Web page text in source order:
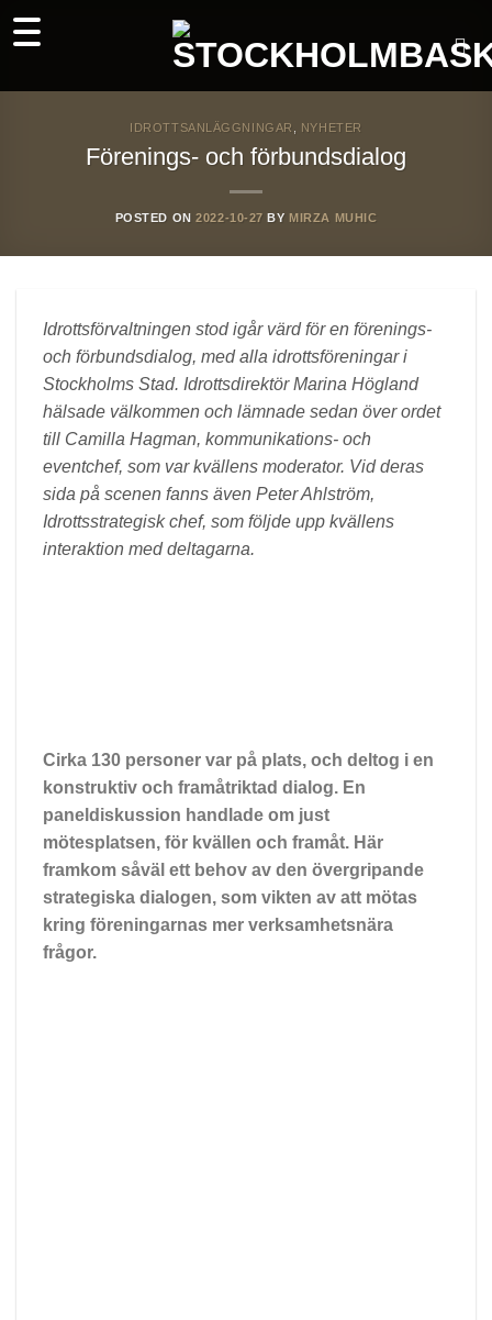
to
IDROTTSANLÄGGNINGAR NYHETER
Förenings- och förbundsdialog
POSTED ON2022-10-27 BY MIRZA MUHIC
Idrottsförvaltningen stod igår värd för en förenings-
och förbundsdialog, med alla idrottsföreningar i
Stockholms Stad. Idrottsdirektör Marina Högland
hälsade välkommen och lämnade sedan över ordet
till Camilla Hagman, kommunikations- och
eventchef, som var kvällens moderator. Vid deras
sida på scenen fanns även Peter Ahlström,
Idrottsstrategisk chef, som följde upp kvällens
interaktion med deltagarna.
Cirka 130 personer var på plats, och deltog i en
konstruktiv och framåtriktad dialog. En
paneldiskussion handlade om just
mötesplatsen, för kvällen och framåt. Här
framkom såväl ett behov av den övergripande
strategiska dialogen, som vikten av att mötas
kring föreningarnas mer verksamhetsnära
frågor.